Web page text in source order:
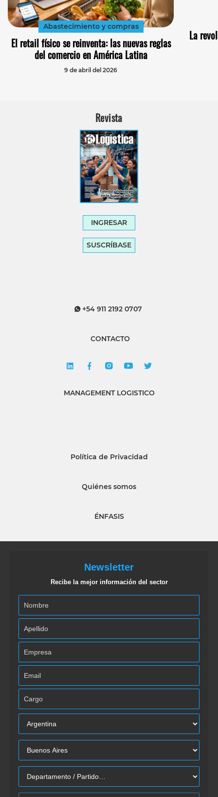
Abastecimiento y compras
El retail físico se reinventa: las nuevas reglas
del comercio en América Latina
9 de abril del 2026
La
Revista
INGRESAR
SUSCRÍBASE
+54 911 2192 0707
CONTACTO
MANAGEMENT LOGISTICO
Política de Privacidad
Quiénes somos
ÉNFASIS
Newsletter
Recibe la mejor información del sector